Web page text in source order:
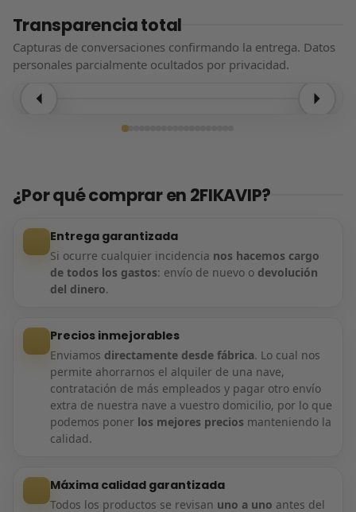
Transparencia total
Capturas de conversaciones confirmando la entrega. Datos
personales parcialmente ocultados por privacidad.
¿Por qué comprar en 2FIKAVIP?
Entrega garantizada
Si ocurre cualquier incidencia nos hacemos cargo
de todos los gastos: envío de nuevo o devolución
del dinero.
Precios inmejorables
Enviamos directamente desde fábrica. Lo cual nos
permite ahorrarnos el alquiler de una nave,
contratación de más empleados y pagar otro envío
extra de nuestra nave a vuestro domicilio, por lo que
podemos poner los mejores precios manteniendo la
calidad.
Máxima calidad garantizada
Todos los productos se revisan uno a uno antes del